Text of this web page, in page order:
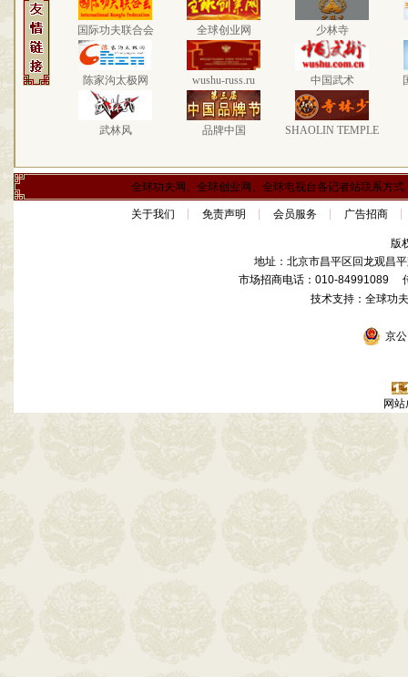
国际功夫联合会 全球创业网 少林寺
陈家沟太极网 wushu-russ.ru 中国武术
武林风 品牌中国 SHAOLIN TEMPLE
全球功夫网、全球创业网、全球电视台各记者站联系方式
关于我们 免责声明 会员服务 广告招商
版
地址：北京市昌平区回龙观昌
市场招商电话：010-84991089
技术支持：全球
京公
网